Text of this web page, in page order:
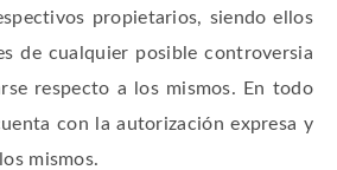
propietarios, siendo ellos
de cualquier posible controversia
respecto a los mismos. En todo
con la autorización expresa y
mismos.